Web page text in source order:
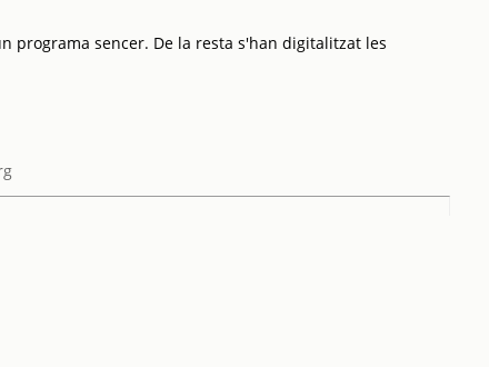
programa sencer. De la resta s'han digitalitzat les